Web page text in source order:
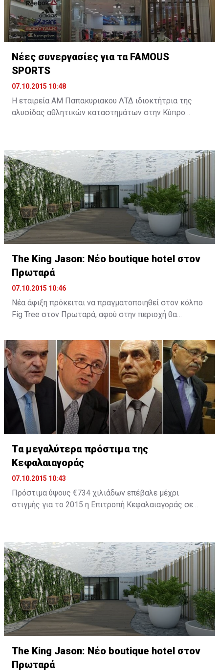
Νέες συνεργασίες για τα FAMOUS
SPORTS
07.10.2015 10:48
Η εταιρεία ΑΜ Παπακυριακου ΛΤΔ ιδιοκτήτρια της
αλυσίδας αθλητικών καταστημάτων στην Κύπρο
αγορά με δυο νέες συνεργασίες.
The King Jason: Νέο boutique hotel στον
Πρωταρά
07.10.2015 10:46
Νέα άφιξη πρόκειται να πραγματοποιηθεί στον κόλπο
Fig Tree στον Πρωταρά, αφού στην περιοχή θα
King Jason Protaras. Το νέο ξενοδοχείο θα
λειτουργήσει στα μέσα Απριλίου του 2016.
Tα μεγαλύτερα πρόστιμα της
Κεφαλαιαγοράς
07.10.2015 10:43
Πρόστιμα ύψους €734 χιλιάδων επέβαλε μέχρι
στιγμής για το 2015 η Επιτροπή Κεφαλαιαγοράς σε
την πορεία του Οργανισμού καθώς επιβλήθηκαν
πρόστιμα ύψους €8,2 εκατ., ενώ για το 2013 τα
συνολικά πρόστιμα ήταν μόλις €1,279,000.
The King Jason: Νέο boutique hotel στον
Πρωταρά